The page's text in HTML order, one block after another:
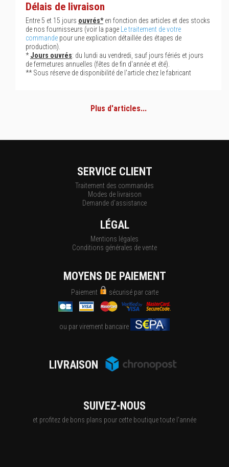
Délais de livraison
Entre 5 et 15 jours ouvrés*en fonction des articles et des stocks
de nos fournisseurs (voir la page
Le traitement de votre
commande pour une explication détaillée des étapes de
production).
*Jours ouvrés: du lundi au vendredi, sauf jours fériés et jours
de fermetures annuelles (fêtes de fin d'année et été).
** Sous réserve de disponibilité de l'article chez le fabricant
Plus d'articles...
SERVICE CLIENT
Traitement des commandes
Modes de livraison
Demande d'assistance
LÉGAL
Mentions légales
Conditions générales de vente
MOYENS DE PAIEMENT
Paiement sécurisé par carte
ou par virement bancaire
LIVRAISON
SUIVEZ-NOUS
et profitez de bons plans pour cette boutique toute l'année